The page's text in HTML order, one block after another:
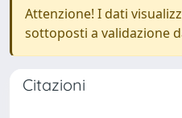
Attenzione! I dati
sottoposti a validazione
Citazioni